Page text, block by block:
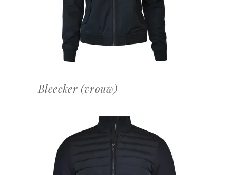
Bleecker (vrouw)